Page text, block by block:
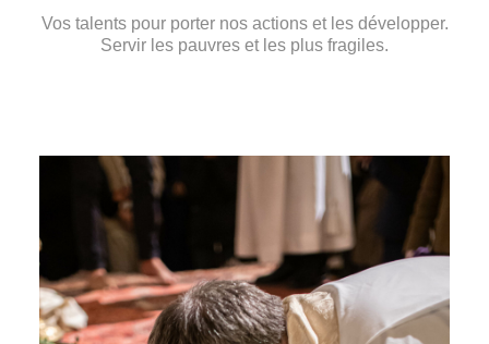
Vos talents pour porter nos actions et les développer.
Servir les pauvres et les plus fragiles.